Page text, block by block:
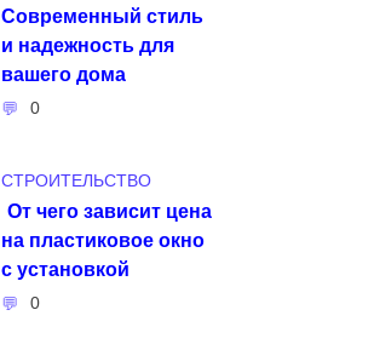
Современный стиль
и надежность для
вашего дома
0
СТРОИТЕЛЬСТВО
От чего зависит цена
на пластиковое окно
с установкой
0